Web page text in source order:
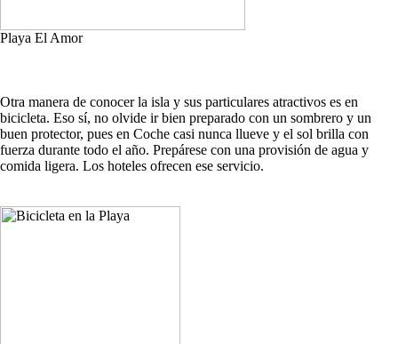
Playa El Amor
Otra manera de conocer la isla y sus particulares atractivos es en
bicicleta. Eso sí, no olvide ir bien preparado con un sombrero y un
buen protector, pues en Coche casi nunca llueve y el sol brilla con
fuerza durante todo el año. Prepárese con una provisión de agua y
comida ligera. Los hoteles ofrecen ese servicio.